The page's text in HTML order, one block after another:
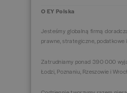
O EY Polska
Jesteśmy globalną firmą
prawne, strategiczne, podatkowe
Zatrudniamy ponad 390 000
Łodzi, Poznaniu, Rzeszowie i